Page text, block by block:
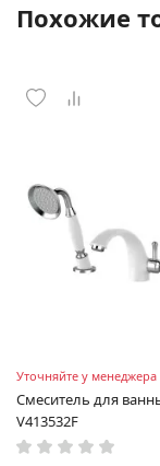
Похожие
Уточняйте у менеджера
Смеситель для
V413532F